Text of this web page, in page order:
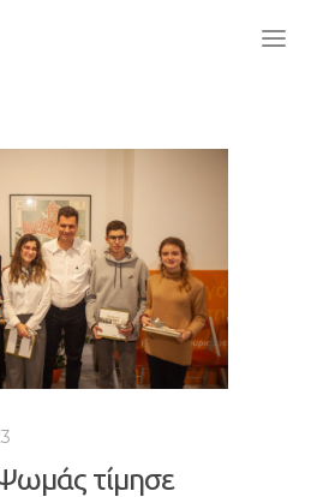
τίμησε